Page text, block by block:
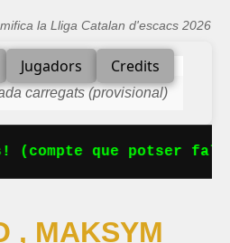
la Lliga Catalan d'escacs 2026
Jugadors Credits
carregats (provisional)
(compte que potser
, MAKSYM